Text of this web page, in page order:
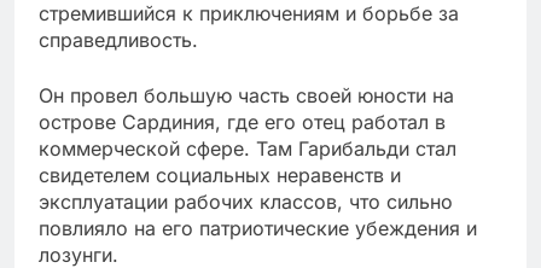
стремившийся к приключениям и борьбе за
справедливость.
Он провел большую часть своей юности на
острове Сардиния, где его отец работал в
коммерческой сфере. Там Гарибальди стал
свидетелем социальных неравенств и
эксплуатации рабочих классов, что сильно
повлияло на его патриотические убеждения и
лозунги.